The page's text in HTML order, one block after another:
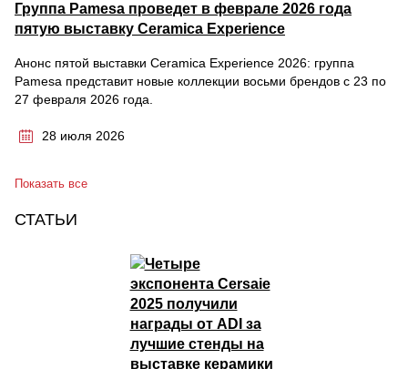
Группа Pamesa проведет в феврале 2026 года
пятую выставку Ceramica Experience
Анонс пятой выставки Ceramica Experience 2026: группа
Pamesa представит новые коллекции восьми брендов с 23 по
27 февраля 2026 года.
28 июля 2026
Показать все
СТАТЬИ